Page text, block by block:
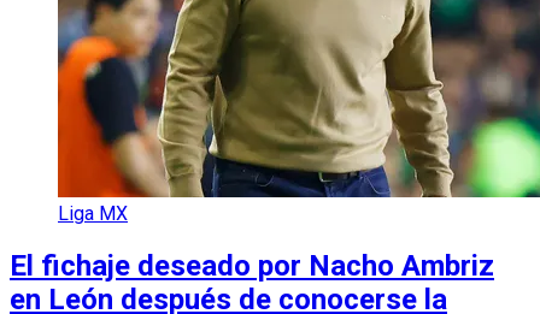
Liga MX
El fichaje deseado por Nacho Ambriz
en León después de conocerse la